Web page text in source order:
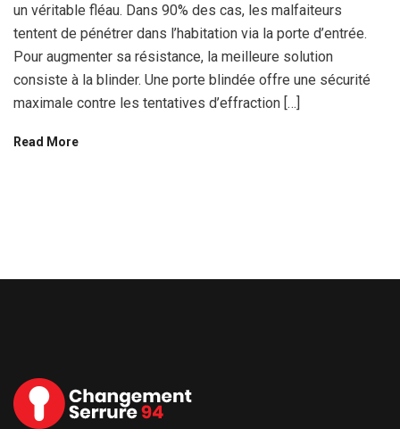
un véritable fléau. Dans 90% des cas, les malfaiteurs
tentent de pénétrer dans l’habitation via la porte d’entrée.
Pour augmenter sa résistance, la meilleure solution
consiste à la blinder. Une porte blindée offre une sécurité
maximale contre les tentatives d’effraction […]
Read More